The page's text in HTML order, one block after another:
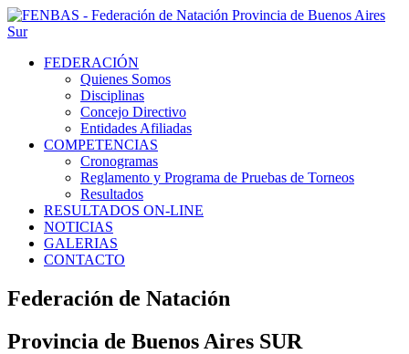
FEDERACIÓN
Quienes Somos
Disciplinas
Concejo Directivo
Entidades Afiliadas
COMPETENCIAS
Cronogramas
Reglamento y Programa de Pruebas de Torneos
Resultados
RESULTADOS ON-LINE
NOTICIAS
GALERIAS
CONTACTO
Federación de Natación
Provincia de Buenos Aires SUR